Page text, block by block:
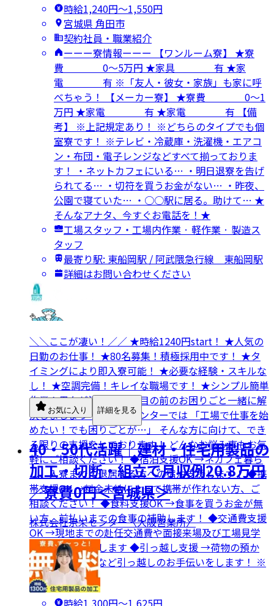
時給1,240円〜1,550円
宮城県 角田市
契約社員・職業紹介
ーーー寮情報ーーー 【ワンルーム寮】 ★寮
費 0～5万円 ★家具 有 ★家
電 有 ※「友人・彼女・家族」も家に呼
べちゃう！ 【メーカー寮】 ★寮費 0～1
万円 ★家電 有 ★家電 有 【備
考】 ※上記規定あり！ ※どちらのタイプでも個
室寮です！ ※テレビ・冷蔵庫・洗濯機・エアコ
ン・布団・電子レンジなどすべて揃っておりま
す！ ・ネットカフェにいる… ・明日退寮を告げ
られてる… ・切符を買うお金がない… ・昨夜、
公園で寝ていた… ・○○駅に居る。助けて… ★
そんなアナタ、今すぐお電話を！★
工場スタッフ・工場内作業 · 軽作業 · 製造ス
タッフ
最寄り駅: 東船岡駅 / 阿武隈急行線 東船岡駅
詳細はお問い合わせください
＼＼ここが凄い！／／ ★時給1240円start！ ★人気の
日勤のお仕事！ ★80名募集！積極採用中です！ ★タ
イミングにより即入寮可能！ ★必要な経験・スキルな
し！ ★空調完備！キレイな職場です！ ★シンプル簡単
作業！男女が活躍中！ ＼目の前のお困りごと一緒に解
決しましょう！／ 京栄センターでは 「工場で仕事を始
めたい！でも困りごとが…」 そんな方に向けて、でき
る限りの支援をしております！ どんなお悩み事もお気
軽にご相談ください！ ◆宿泊支援OK →ネカフェ暮ら
し、入寮までに退居する方への宿泊支援します！ ◆携
帯支援OK →料金未納によって携帯が作れない方、ご
相談ください！ ◆食料支援OK →食事を買うお金が無
い方、前払いまでの食事の補助します！ ◆交通費支援
OK →現地までの赴任交通費や面接来場及び工場見学
交通費など支援します ◆引っ越し支援 →荷物の預か
り、寮への郵送など引っ越しのお手伝いをします！ ※
各規定有
お気に入り 詳細を見る
40・50代活躍｜建材・住宅用製品の
加工・切断・組立で月収例20.8万円
／寮費0円＜宮城県＞
株式会社京栄センター〈大阪営業所〉